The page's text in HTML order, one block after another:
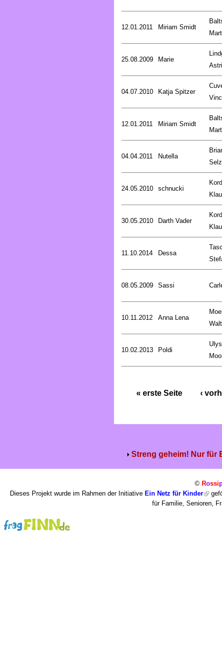
12.01.2011 Miriam Smidt
25.08.2009 Marie
04.07.2010 Katja Spitzer
12.01.2011 Miriam Smidt
04.04.2011 Nutella
24.05.2010 schnucki
30.05.2010 Darth Vader
11.10.2014 Dessa
08.05.2009 Sassi
10.11.2012 Anna Lena
10.02.2013 Poldi
« erste Seite ‹
Streng geheim! Nur für
© Rossi
Dieses Projekt wurde im Rahmen der Initiative Ein Netz für Kinder
für Familie, Senioren,